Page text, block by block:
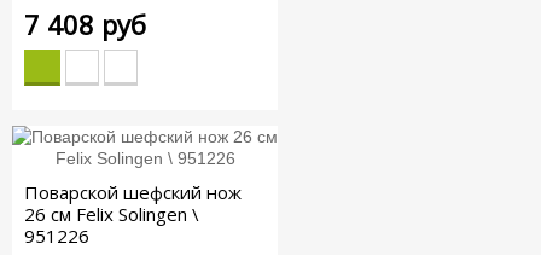
7 408 руб
Поварской шефский нож
26 см Felix Solingen \
951226